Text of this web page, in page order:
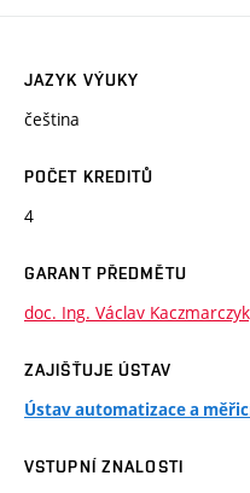
JAZYK VÝUKY
čeština
POČET KREDITŮ
4
GARANT PŘEDMĚTU
doc. Ing. Václav
ZAJIŠŤUJE ÚSTAV
Ústav automatizace a
VSTUPNÍ ZNALOSTI